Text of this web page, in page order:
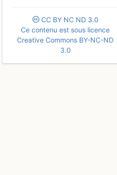
CC BY NC ND 3.0
Ce contenu est sous licence
Creative Commons BY-NC-ND
3.0